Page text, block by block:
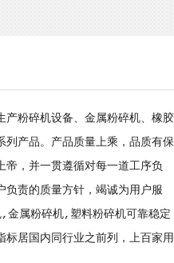
产粉碎机设备、金属粉碎机、橡胶
列产品。产品质量上乘，品质有保
帝，并一贯遵循对每一道工序负
负责的质量方针，竭诚为用户服
金属粉碎机,塑料粉碎机可靠稳定
居国内同行业之前列，上百家用